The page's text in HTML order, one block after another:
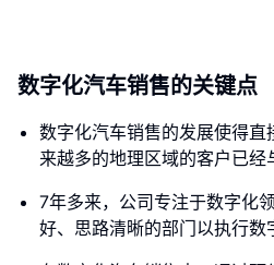
数字化汽车销售的关键点
数字化汽车销售的发展使得
来越多的地理区域的客户已经
7年多来，公司专注于数字化
好、思路清晰的部门以执行数